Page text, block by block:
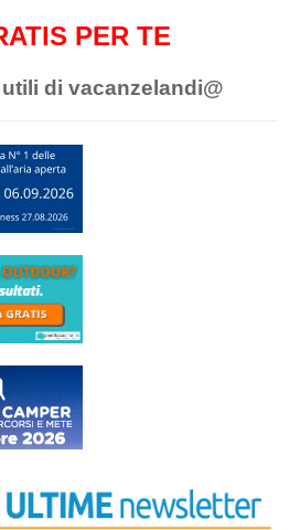
PER TE
utili di vacanzelandi@